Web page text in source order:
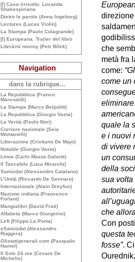
che
metà fra
come:
come un
eliminare
quale la
e i nuovi
di vivere
un
della
sua volta
che
Con
questa
fosse”.
[I] Caso irrisolto. Locanda
Shakespiriana
Dietro le parole (Anna Ingeborg)
Lectures (Lucas Violin)
La Stampa (Paolo Colagrande)
[I] Europeana. Trailer del libro
Literární noviny (Petr Bílek)
Navigation
dans la rubrique...
La Repubblica (Franco
Marcoaldi)
La Stampa (Marco Belpoliti)
La Repubblica (Giorgio Vasta)
La Verità (Paolo Nori)
Corriere nazionale (Seia
Montanelli)
Liberazione (Cristiano De Majo)
Notable (Giorgio Vasta)
Linus (Carlo Mazza Galanti)
Il Tascabile (Luca Mirarchi)
Samizdat (Alessandro Catalano)
L’Unità (Riccardo De Gennaro)
Internazionale (Alain Dreyfus)
Nazione indiana (Francesco
Forlani)
Mangialibri (David Frati)
Alfabeta (Marco Giorgerini)
Left (Filippo La Porta)
eSamizdat (Alessandro
Ruggera)
Glistatigenerali.com (Pasquale
Hamel)
Il Sole 24 ore (Cesare De
Michelis)